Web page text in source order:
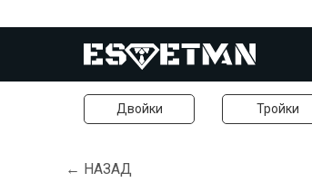
Двойки Тройки
← НАЗАД